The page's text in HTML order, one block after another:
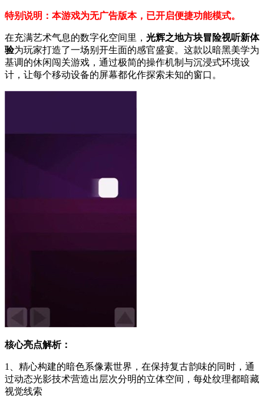
特别说明：本游戏为无广告版本，已开启便捷功能模式。
在充满艺术气息的数字化空间里， 光辉之地方块冒险视听新体
验为玩家打造了一场别开生面的感官盛宴。这款以暗黑美学为
基调的休闲闯关游戏，通过极简的操作机制与沉浸式环境设
计，让每个移动设备的屏幕都化作探索未知的窗口。
核心亮点解析：
1、精心构建的暗色系像素世界，在保持复古韵味的同时，通
过动态光影技术营造出层次分明的立体空间，每处纹理都暗藏
视觉线索